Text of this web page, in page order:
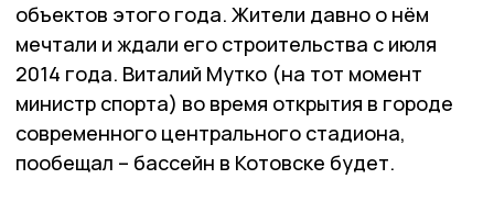
объектов этого года. Жители давно о нём
мечтали и ждали его строительства с июля
2014 года. Виталий Мутко (на тот момент
министр спорта) во время открытия в городе
современного центрального стадиона,
пообещал – бассейн в Котовске будет.